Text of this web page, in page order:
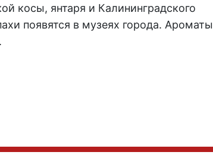
косы, янтаря и Калининградского
появятся в музеях города. Ароматы